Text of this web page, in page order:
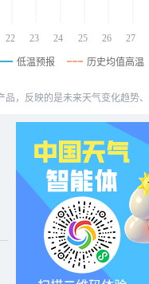
22 23 24 25 26 27
低温预报 历史均值高温
品，反映的是未来天气变化趋势